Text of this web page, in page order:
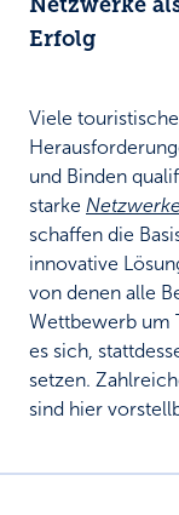
Erfolg
Viele
und Binden
starke
schaffen die
innovative
von denen alle
Wettbewerb um
es sich,
setzen.
sind hier